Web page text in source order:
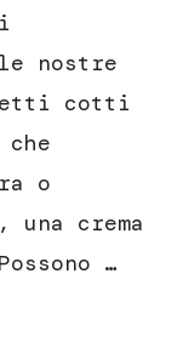
nostre
cotti
o
crema
…